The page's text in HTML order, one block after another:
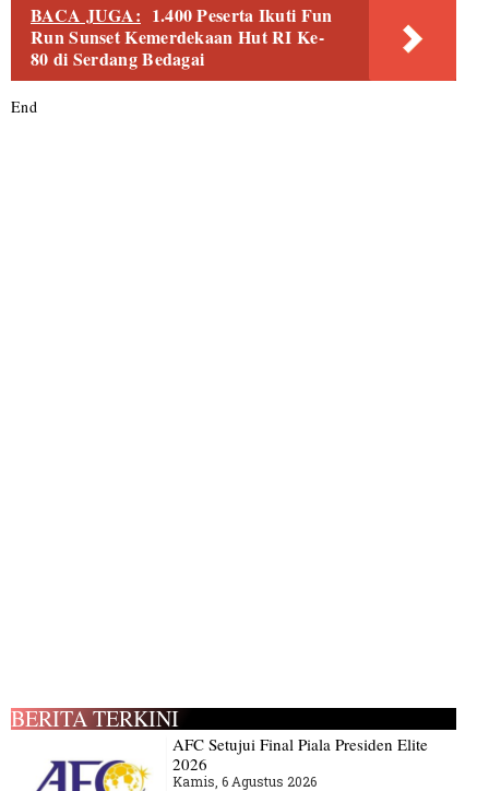
BACA JUGA: 1.400 Peserta Ikuti Fun
Run Sunset Kemerdekaan Hut RI Ke-
80 di Serdang Bedagai
End
BERITA TERKINI
AFC Setujui Final Piala Presiden Elite
2026
Kamis, 6 Agustus 2026